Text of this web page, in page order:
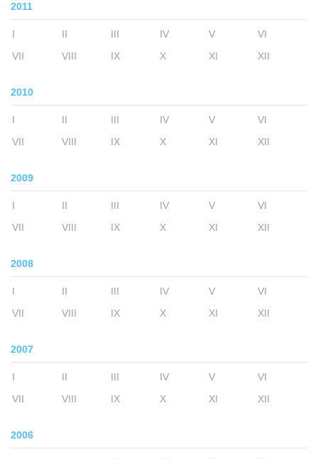
2011
I II III IV V
VI
VII
VIII IX X XI XII
2010
I II III IV V
VI
VII
VIII IX X XI XII
2009
I II III IV V
VI
VII
VIII IX X XI XII
2008
I II III IV V
VI
VII
VIII IX X XI XII
2007
I II III IV V
VI
VII
VIII IX X XI XII
2006